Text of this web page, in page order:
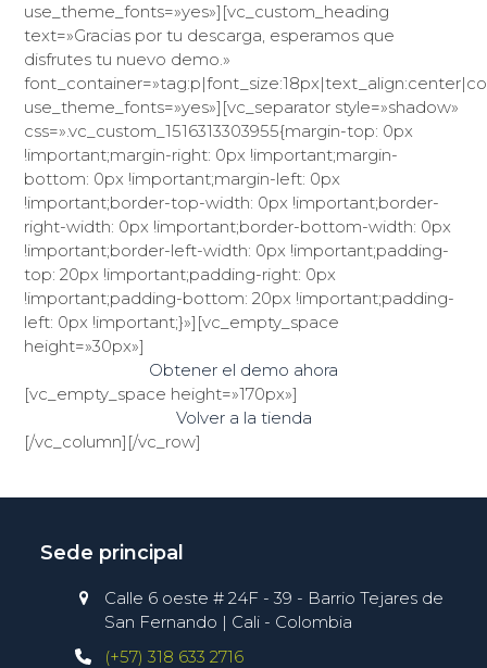
use_theme_fonts=»yes»][vc_custom_heading
text=»Gracias por tu descarga, esperamos que
disfrutes tu nuevo demo.»
use_theme_fonts=»yes»][vc_separator style=»shadow»
css=».vc_custom_1516313303955{margin-top: 0px
!important;margin-right: 0px !important;margin-
bottom: 0px !important;margin-left: 0px
!important;border-top-width: 0px !important;border-
right-width: 0px !important;border-bottom-width: 0px
!important;border-left-width: 0px !important;padding-
top: 20px !important;padding-right: 0px
!important;padding-bottom: 20px !important;padding-
left: 0px !important;}»][vc_empty_space
height=»30px»]
Obtener el demo ahora
[vc_empty_space height=»170px»]
Volver a la tienda
[/vc_column][/vc_row]
Sede principal
Calle 6 oeste # 24F - 39 - Barrio Tejares de
San Fernando | Cali - Colombia
(+57) 318 633 2716